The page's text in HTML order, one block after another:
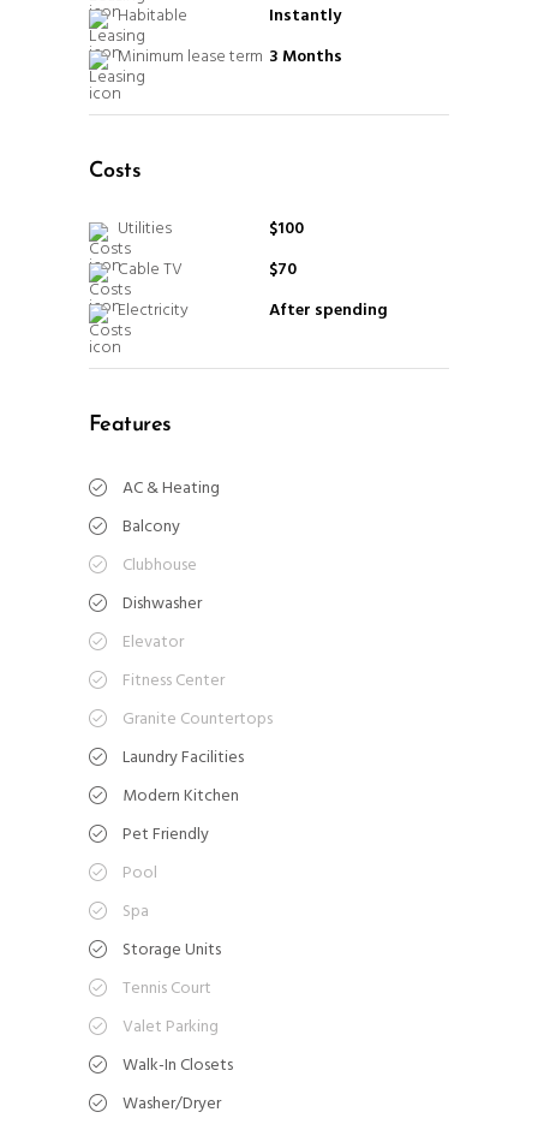
Habitable
Instantly
Minimum lease term 3 Months
Costs
Utilities
$100
Cable TV
$70
Electricity
After spending
Features
AC & Heating
Balcony
Clubhouse
Dishwasher
Elevator
Fitness Center
Granite Countertops
Laundry Facilities
Modern Kitchen
Pet Friendly
Pool
Spa
Storage Units
Tennis Court
Valet Parking
Walk-In Closets
Washer/Dryer